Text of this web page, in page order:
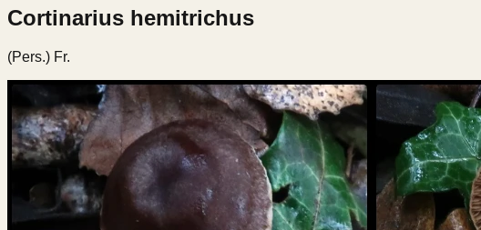
Cortinarius hemitrichus
(Pers.) Fr.